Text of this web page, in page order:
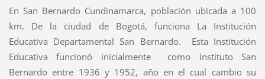
En San Bernardo Cundinamarca, población ubicada a 100
km. De la ciudad de Bogotá, funciona La Institución
Educativa Departamental San Bernardo.
Esta Institución
Educativa funcionó inicialmente
como Instituto San
Bernardo entre 1936 y 1952, año en el cual cambio su